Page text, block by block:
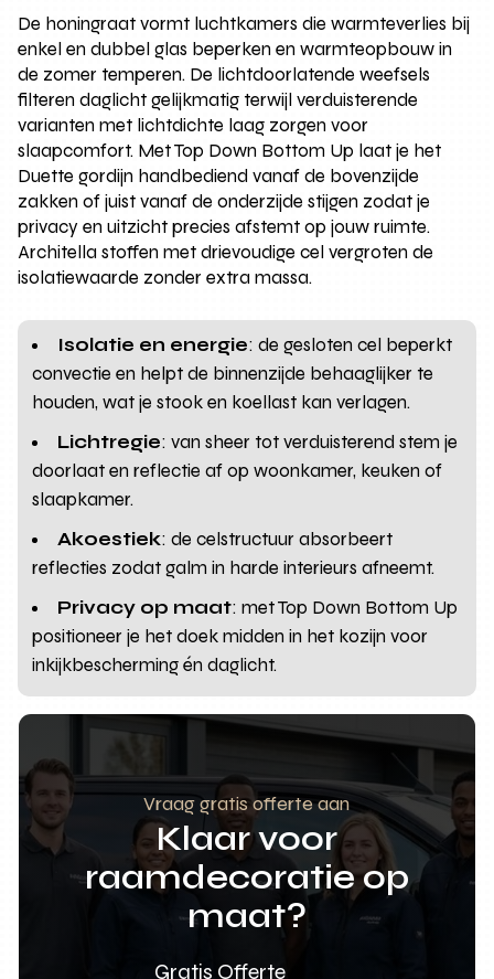
De honingraat vormt luchtkamers die warmteverlies bij
enkel en dubbel glas beperken en warmteopbouw in
de zomer temperen. De lichtdoorlatende weefsels
filteren daglicht gelijkmatig terwijl verduisterende
varianten met lichtdichte laag zorgen voor
slaapcomfort. Met Top Down Bottom Up laat je het
Duette gordijn handbediend vanaf de bovenzijde
zakken of juist vanaf de onderzijde stijgen zodat je
privacy en uitzicht precies afstemt op jouw ruimte.
Architella stoffen met drievoudige cel vergroten de
isolatiewaarde zonder extra massa.
Isolatie en energie: de gesloten cel beperkt
convectie en helpt de binnenzijde behaaglijker te
houden, wat je stook en koellast kan verlagen.
Lichtregie: van sheer tot verduisterend stem je
doorlaat en reflectie af op woonkamer, keuken of
slaapkamer.
Akoestiek: de celstructuur absorbeert
reflecties zodat galm in harde interieurs afneemt.
Privacy op maat: met Top Down Bottom Up
positioneer je het doek midden in het kozijn voor
inkijkbescherming én daglicht.
Vraag gratis offerte aan
Klaar voor
raamdecoratie op
maat?
Gratis Offerte